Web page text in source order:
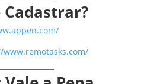
Cadastrar?